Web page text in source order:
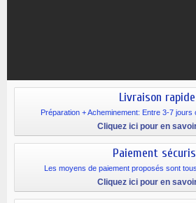
Livraison rapide
Préparation + Acheminement: Entre 3-7
Cliquez ici pour en
Paiement
Les moyens de paiement proposés sont
Cliquez ici pour en